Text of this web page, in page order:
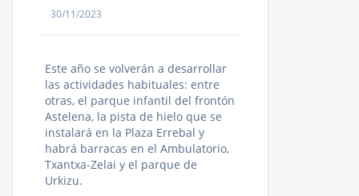
30/11/2023
Este año se volverán a desarrollar
las actividades habituales: entre
otras, el parque infantil del frontón
Astelena, la pista de hielo que se
instalará en la Plaza Errebal y
habrá barracas en el Ambulatorio,
Txantxa-Zelai y el parque de
Urkizu.